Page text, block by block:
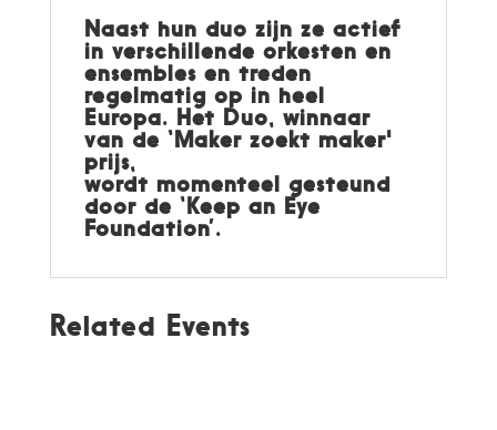
Naast hun duo zijn ze actief
in verschillende orkesten en
ensembles en treden
regelmatig op in heel
Europa. Het Duo, winnaar
van de ‘Maker zoekt maker'
prijs,
wordt momenteel gesteund
door de ‘Keep an Eye
Foundation’.
Related Events